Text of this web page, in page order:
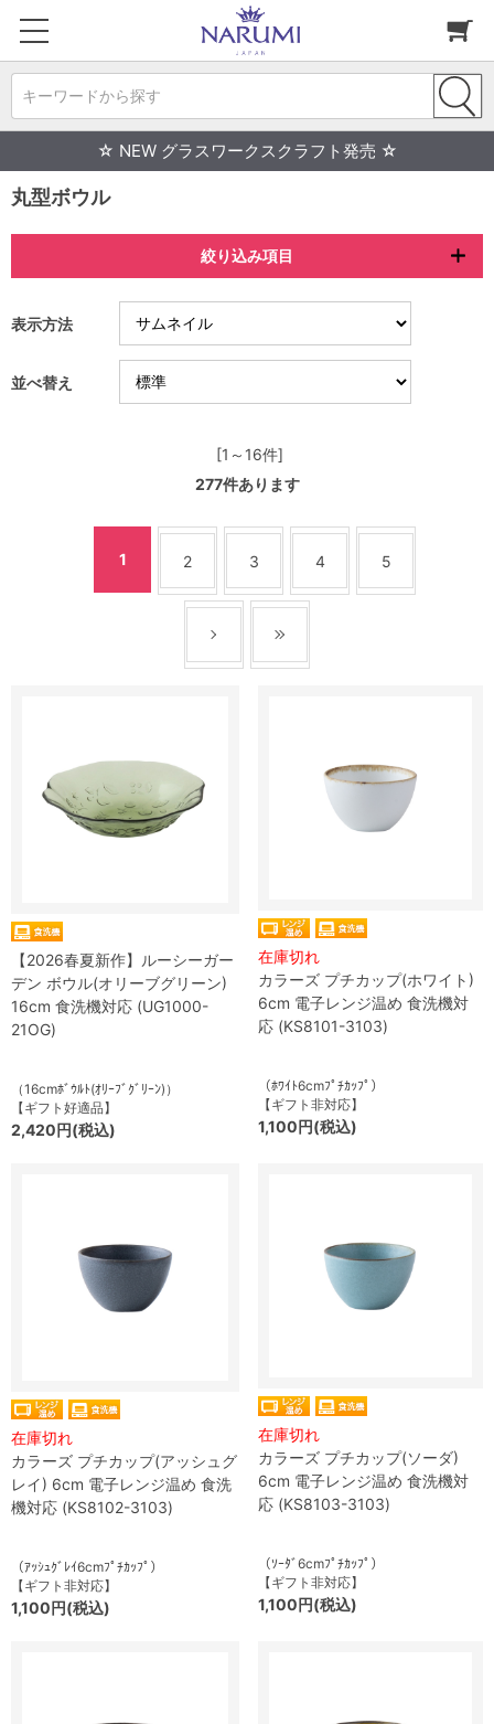
キーワードから探す
☆ NEW グラスワークスクラフト発売 ☆
丸型ボウル
絞り込み項目
表示方法
並べ替え
[1～16件]
277件あります
1 2 3 4 5
【2026春夏新作】ルーシーガー
デン ボウル(オリーブグリーン)
16cm 食洗機対応 (UG1000-
21OG)
（16cmﾎﾞｳﾙﾄ(ｵﾘｰﾌﾞｸﾞﾘｰﾝ)）
【ギフト好適品】
2,420円(税込)
在庫切れ
カラーズ プチカップ(ホワイト)
6cm 電子レンジ温め 食洗機対
応 (KS8101-3103)
（ﾎﾜｲﾄ6cmﾌﾟﾁｶｯﾌﾟ）
【ギフト非対応】
1,100円(税込)
在庫切れ
カラーズ プチカップ(アッシュグ
レイ) 6cm 電子レンジ温め 食洗
機対応 (KS8102-3103)
（ｱｯｼｭｸﾞﾚｲ6cmﾌﾟﾁｶｯﾌﾟ）
【ギフト非対応】
1,100円(税込)
在庫切れ
カラーズ プチカップ(ソーダ)
6cm 電子レンジ温め 食洗機対
応 (KS8103-3103)
（ｿｰﾀﾞ6cmﾌﾟﾁｶｯﾌﾟ）
【ギフト非対応】
1,100円(税込)